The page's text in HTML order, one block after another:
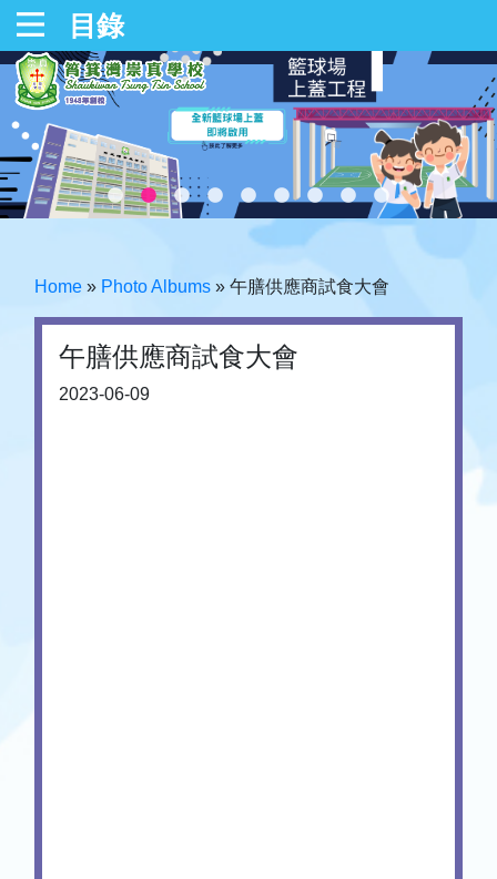
目錄
Home » Photo Albums » 午膳供應商試食大會
午膳供應商試食大會
2023-06-09